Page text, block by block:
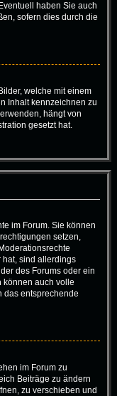
haben Sie auch
sofern dies durch die
welche mit einem
Inhalt kennzeichnen zu
hängt von
gesetzt hat.
im Forum. Sie können
setzen,
hat, sind allerdings
des Forums oder ein
können auch volle
das entsprechende
im Forum zu
Beiträge zu ändern
zu verschieben und